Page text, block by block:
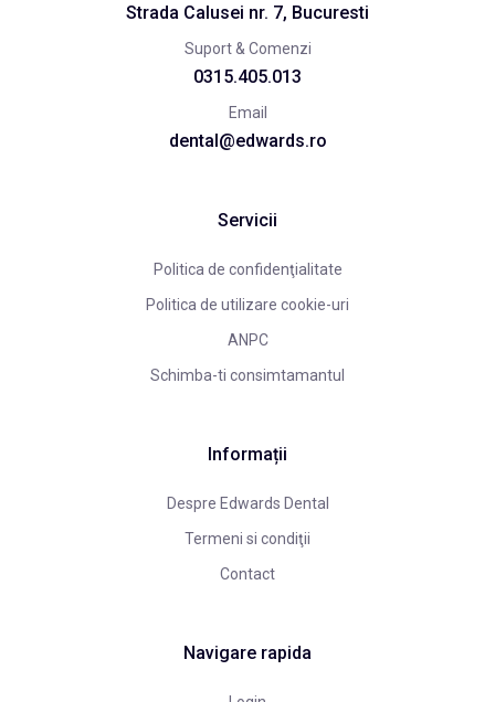
Strada Calusei nr. 7, Bucuresti
Suport & Comenzi
0315.405.013
Email
dental@edwards.ro
Servicii
Politica de confidenţialitate
Politica de utilizare cookie-uri
ANPC
Schimba-ti consimtamantul
Informații
Despre Edwards Dental
Termeni si condiţii
Contact
Navigare rapida